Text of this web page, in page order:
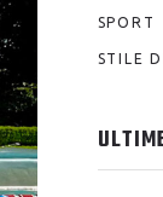
SPORT
STILE